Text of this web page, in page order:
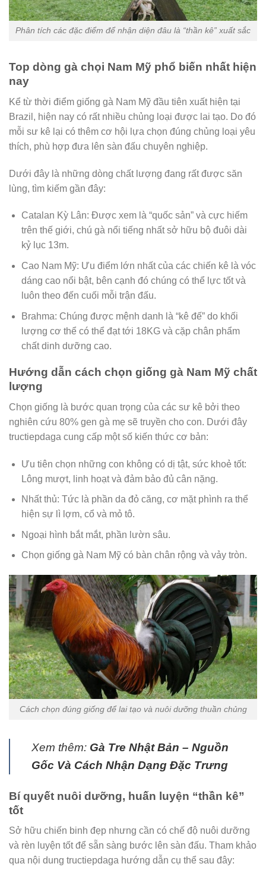
Phân tích các đặc điểm để nhận diện đâu là “thần kê” xuất sắc
Top dòng gà chọi Nam Mỹ phổ biến nhất hiện
nay
Kể từ thời điểm giống gà Nam Mỹ đầu tiên xuất hiện tại
Brazil, hiện nay có rất nhiều chủng loại được lai tạo. Do đó
mỗi sư kê lại có thêm cơ hội lựa chọn đúng chủng loại yêu
thích, phù hợp đưa lên sàn đấu chuyên nghiệp.
Dưới đây là những dòng chất lượng đang rất được săn
lùng, tìm kiếm gần đây:
Catalan Kỳ Lân: Được xem là “quốc sản” và cực hiếm
trên thế giới, chú gà nổi tiếng nhất sở hữu bộ đuôi dài
kỷ lục 13m.
Cao Nam Mỹ: Ưu điểm lớn nhất của các chiến kê là vóc
dáng cao nổi bật, bên cạnh đó chúng có thể lực tốt và
luôn theo đến cuối mỗi trận đấu.
Brahma: Chúng được mệnh danh là “kê đế” do khối
lượng cơ thể có thể đạt tới 18KG và cặp chân phẩm
chất dinh dưỡng cao.
Hướng dẫn cách chọn giống gà Nam Mỹ chất
lượng
Chọn giống là bước quan trọng của các sư kê bởi theo
nghiên cứu 80% gen gà mẹ sẽ truyền cho con. Dưới đây
tructiepdaga cung cấp một số kiến thức cơ bản:
Ưu tiên chọn những con không có dị tật, sức khoẻ tốt:
Lông mượt, linh hoạt và đảm bảo đủ cân nặng.
Nhất thủ: Tức là phần da đỏ căng, cơ mặt phình ra thể
hiện sự lì lợm, cổ và mỏ tô.
Ngoại hình bắt mắt, phần lườn sâu.
Chọn giống gà Nam Mỹ có bàn chân rộng và vảy tròn.
Cách chọn đúng giống để lai tạo và nuôi dưỡng thuần chủng
Xem thêm: Gà Tre Nhật Bản – Nguồn
Gốc Và Cách Nhận Dạng Đặc Trưng
Bí quyết nuôi dưỡng, huấn luyện “thần kê”
tốt
Sở hữu chiến binh đẹp nhưng cần có chế độ nuôi dưỡng
và rèn luyện tốt để sẵn sàng bước lên sàn đấu. Tham khảo
qua nội dung tructiepdaga hướng dẫn cụ thể sau đây: